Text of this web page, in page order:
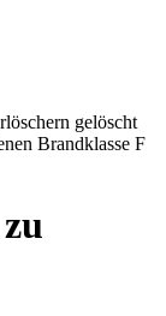
gelöscht
Brandklasse F